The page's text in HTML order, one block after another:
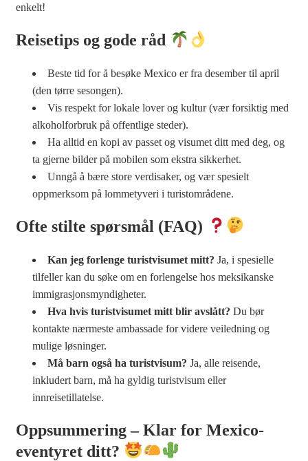
enkelt!
Reisetips og gode råd
Beste tid for å besøke Mexico er fra desember til april
(den tørre sesongen).
Vis respekt for lokale lover og kultur (vær forsiktig med
alkoholforbruk på offentlige steder).
Ha alltid en kopi av passet og visumet ditt med deg, og
ta gjerne bilder på mobilen som ekstra sikkerhet.
Unngå å bære store verdisaker, og vær spesielt
oppmerksom på lommetyveri i turistområdene.
Ofte stilte spørsmål (FAQ)
Kan jeg forlenge turistvisumet mitt? Ja, i spesielle
tilfeller kan du søke om en forlengelse hos meksikanske
immigrasjonsmyndigheter.
Hva hvis turistvisumet mitt blir avslått? Du bør
kontakte nærmeste ambassade for videre veiledning og
mulige løsninger.
Må barn også ha turistvisum? Ja, alle reisende,
inkludert barn, må ha gyldig turistvisum eller
innreisetillatelse.
Oppsummering – Klar for Mexico-
eventyret ditt?